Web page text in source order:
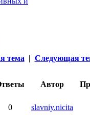
тема | Следующая
Автор
0 slavniy.nicita